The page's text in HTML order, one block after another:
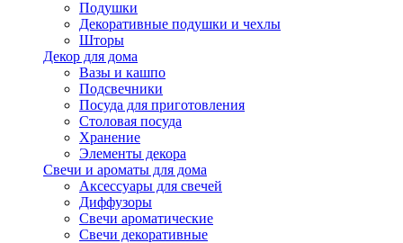
Подушки
Декоративные подушки и чехлы
Шторы
Декор для дома
Вазы и кашпо
Подсвечники
Посуда для приготовления
Столовая посуда
Хранение
Элементы декора
Свечи и ароматы для дома
Аксессуары для свечей
Диффузоры
Свечи ароматические
Свечи декоративные